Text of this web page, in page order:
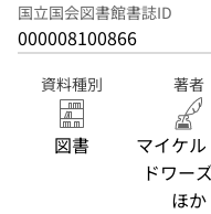
国立国会図書館書誌ID
000008100866
資料種別
図書
著者
マイケ
ドワー
ほか